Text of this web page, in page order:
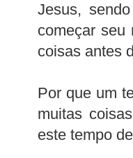
Jesus,
começar seu
coisas antes
Por que um
muitas
este tempo